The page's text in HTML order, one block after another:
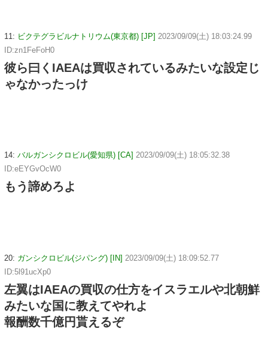
11: ビクテグラビルナトリウム(東京都) [JP] 2023/09/09(土) 18:03:24.99
ID:zn1FeFoH0
彼ら曰くIAEAは買収されているみたいな設定じ
ゃなかったっけ
14: バルガンシクロビル(愛知県) [CA] 2023/09/09(土) 18:05:32.38
ID:eEYGvOcW0
もう諦めろよ
20: ガンシクロビル(ジパング) [IN] 2023/09/09(土) 18:09:52.77
ID:5l91ucXp0
左翼はIAEAの買収の仕方をイスラエルや北朝鮮
みたいな国に教えてやれよ
報酬数千億円貰えるぞ